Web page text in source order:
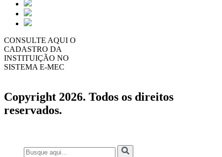
CONSULTE AQUI O
CADASTRO DA
INSTITUIÇÃO NO
SISTEMA E-MEC
Copyright 2026. Todos os direitos
reservados.